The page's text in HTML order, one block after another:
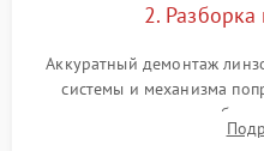
2.
Аккуратный демонтаж
системы и механизма
внутренних
уплотнительных колец.